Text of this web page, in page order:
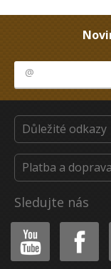
Důležité odkazy
Platba a doprava
Sledujte nás
Youtube Facebook